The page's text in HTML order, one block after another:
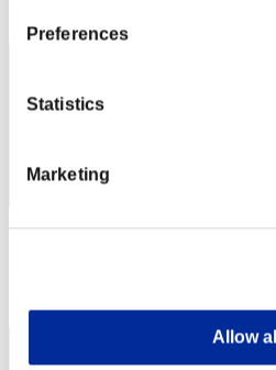
Preferences
Statistics
Marketing
Allow all